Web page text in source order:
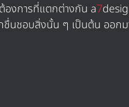
องการที่แตกต่างกัน a7
นชอบสิ่งนั้น ๆ เป็นต้น ออกม